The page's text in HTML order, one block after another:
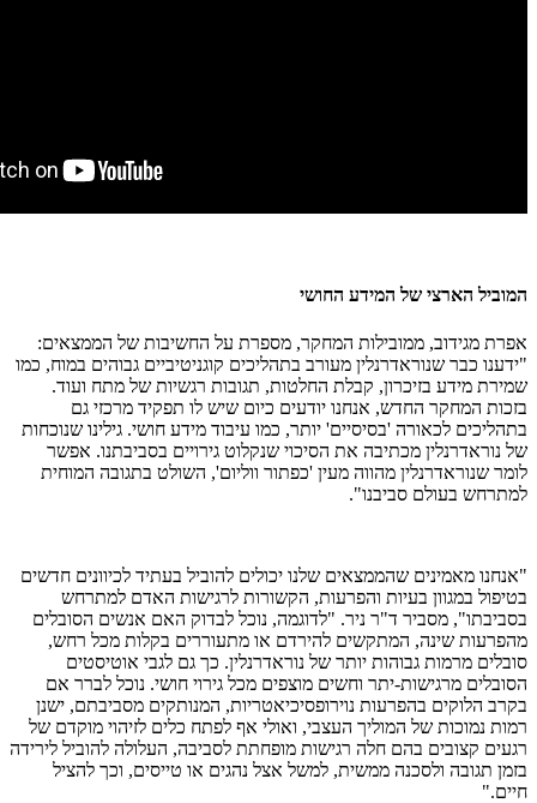
המוביל הארצי של המידע החושי
אפרת מגידוב, ממובילות המחקר, מספרת על החשיבות של הממצאים:
"ידענו כבר שנוראדרנלין מעורב בתהליכים קוגניטיביים גבוהים במוח, כמו
שמירת מידע בזיכרון, קבלת החלטות, תגובות רגשיות של מתח ועוד.
בזכות המחקר החדש, אנחנו יודעים כיום שיש לו תפקיד מרכזי גם
בתהליכים לכאורה 'בסיסיים' יותר, כמו עיבוד מידע חושי. גילינו שנוכחות
של נוראדרנלין מכתיבה את הסיכוי שנקלוט גירויים בסביבתנו. אפשר
לומר שנוראדרנלין מהווה מעין 'כפתור ווליום', השולט בתגובה המוחית
למתרחש בעולם סביבנו".
"אנחנו מאמינים שהממצאים שלנו יכולים להוביל בעתיד לכיוונים חדשים
בטיפול במגוון בעיות והפרעות, הקשורות לרגישות האדם למתרחש
בסביבתו", מסביר ד"ר ניר. "לדוגמה, נוכל לבדוק האם אנשים הסובלים
מהפרעות שינה, המתקשים להירדם או מתעוררים בקלות מכל רחש,
סובלים מרמות גבוהות יותר של נוראדרנלין. כך גם לגבי אוטיסטים
הסובלים מרגישות-יתר וחשים מוצפים מכל גירוי חושי. נוכל לברר אם
בקרב הלוקים בהפרעות נוירופסיכיאטריות, המנותקים מסביבתם, ישנן
רמות נמוכות של המוליך העצבי, ואולי אף לפתח כלים לזיהוי מוקדם של
רגעים קצובים בהם חלה רגישות מופחתת לסביבה, העלולה להוביל לירידה
בזמן תגובה ולסכנה ממשית, למשל אצל נהגים או טייסים, וכך להציל
חיים."